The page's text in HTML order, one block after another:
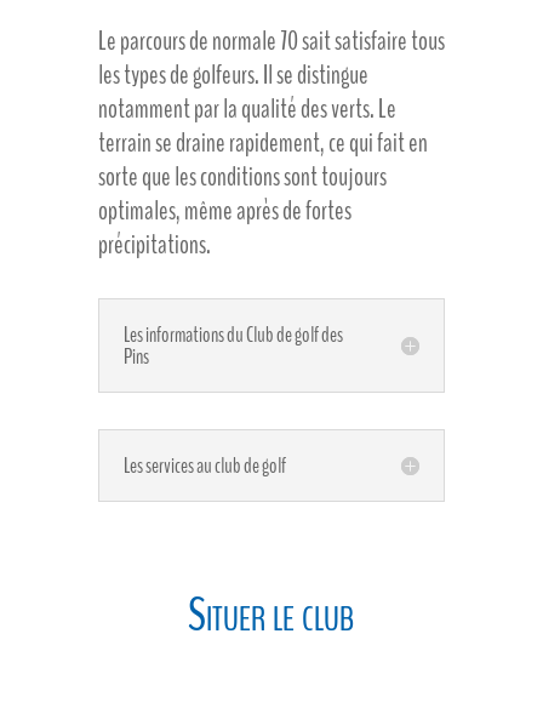
Le parcours de normale 70 sait satisfaire tous
les types de golfeurs. Il se distingue
notamment par la qualité des verts. Le
terrain se draine rapidement, ce qui fait en
sorte que les conditions sont toujours
optimales, même après de fortes
précipitations.
Les informations du Club de golf des
Pins
Les services au club de golf
Situer le club